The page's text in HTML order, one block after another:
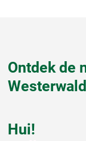
Ontdek de
Westerwald
Hui!